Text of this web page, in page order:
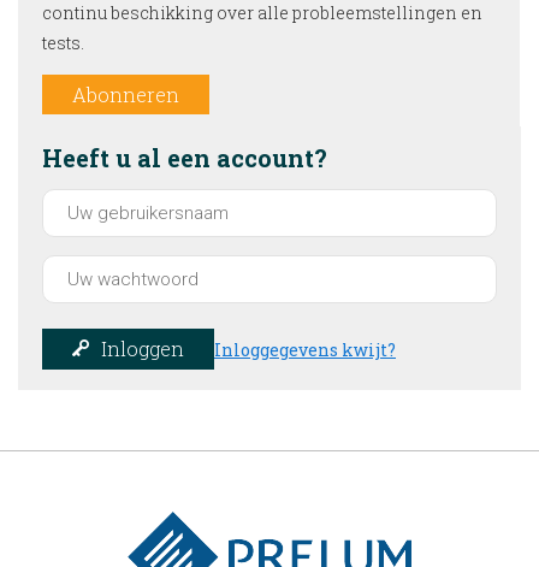
continu beschikking over alle probleemstellingen en
tests.
Abonneren
Heeft u al een account?
Inloggen Inloggegevens kwijt?